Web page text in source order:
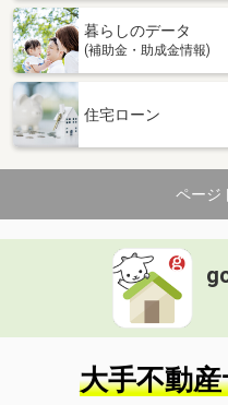
暮らしのデータ
(補助金・助成金情報)
住宅ローン
ページ
大手不動